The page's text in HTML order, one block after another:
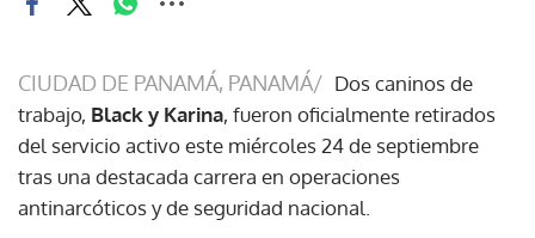
CIUDAD DE PANAMÁ, PANAMÁ/ Dos caninos de
trabajo, Black y Karina, fueron oficialmente retirados
del servicio activo este miércoles 24 de septiembre
tras una destacada carrera en operaciones
antinarcóticos y de seguridad nacional.